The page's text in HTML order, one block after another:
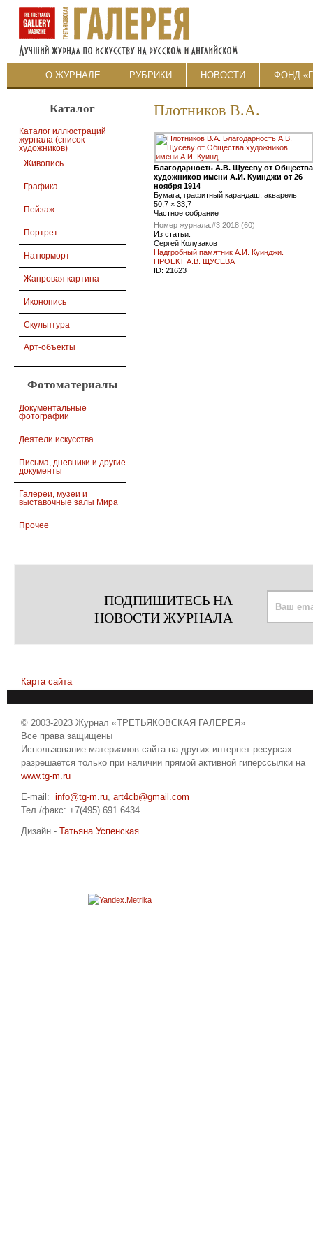
О ЖУРНАЛЕ РУБРИКИ НОВОСТИ ФОНД
Каталог
Каталог иллюстраций
журнала (список
художников)
Живопись
Графика
Пейзаж
Портрет
Натюрморт
Жанровая картина
Иконопись
Скульптура
Арт-объекты
Фотоматериалы
Документальные
фотографии
Деятели искусства
Письма, дневники и другие
документы
Галереи, музеи и
выставочные залы Мира
Прочее
Плотников В.А.
Благодарность А.В. Щусеву от Общества
художников имени А.И. Куинджи от 26
ноября 1914
Бумага, графитный карандаш, акварель
50,7 × 33,7
Частное собрание
Номер журнала:#3 2018 (60)
Из статьи:
Сергей Колузаков
Надгробный памятник А.И. Куинджи.
ПРОЕКТ А.В. ЩУСЕВА
ID: 21623
ПОДПИШИТЕСЬ НА
НОВОСТИ ЖУРНАЛА
Карта сайта
© 2003-2023 Журнал «ТРЕТЬЯКОВСКАЯ ГАЛЕРЕЯ»
Все права защищены
Использование материалов сайта на других интернет-ресурсах
разрешается только при наличии прямой активной гиперссылки на
www.tg-m.ru
E-mail: info@tg-m.ru, art4cb@gmail.com
Тел./факс: +7(495) 691 6434
Дизайн - Татьяна Успенская